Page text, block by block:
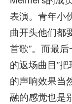
表演。青年小
曲开头他们都
首歌”。而最
的返场曲目”
的声响效果当
融的感觉也是